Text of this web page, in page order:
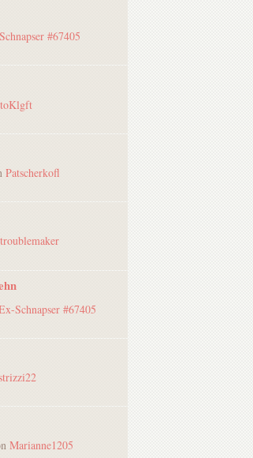
#67405
Patscherkofl
troublemaker
Schnapser #67405
Marianne1205